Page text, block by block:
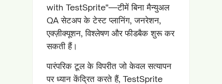
with TestSprite"—टीमें बिना मैन्युअल
QA सेटअप के टेस्ट प्लानिंग, जनरेशन,
एक्ज़ीक्यूशन, विश्लेषण और फीडबैक शुरू कर
सकती हैं।
पारंपरिक टूल के विपरीत जो केवल सत्यापन
पर ध्यान केंद्रित करते हैं, TestSprite